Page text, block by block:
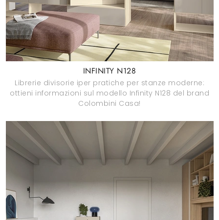
INFINITY N128
Librerie divisorie iper pratiche per stanze moderne:
ottieni informazioni sul modello Infinity N128 del brand
Colombini Casa!